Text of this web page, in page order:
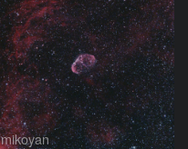
mikoyan